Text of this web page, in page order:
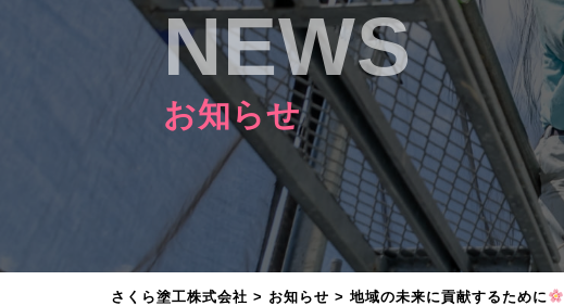
NEWS
お知らせ
さくら塗工株式会社 > お知らせ > 地域の未来に貢献するために